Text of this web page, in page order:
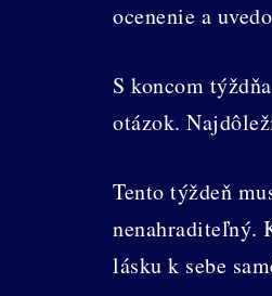
ocenenie a
S koncom
otázok.
Tento týždeň
nenahraditeľný.
lásku k sebe